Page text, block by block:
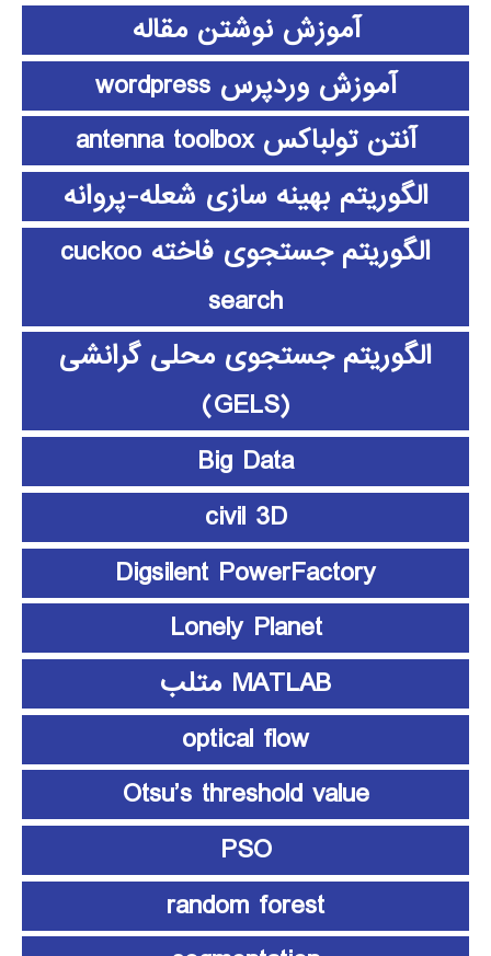
آموزش نوشتن مقاله
آموزش وردپرس wordpress
آنتن تولباکس antenna toolbox
الگوریتم بهینه سازی شعله-پروانه
الگوریتم جستجوی فاخته cuckoo
search
الگوریتم جستجوی محلی گرانشی
(GELS)
Big Data
civil 3D
Digsilent PowerFactory
Lonely Planet
MATLAB متلب
optical flow
Otsu’s threshold value
PSO
random forest